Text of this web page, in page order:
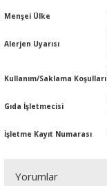
Menşei Ülke
Alerjen Uyarısı
Kullanım/Saklama Koşulları
Gıda İşletmecisi
İşletme Kayıt Numarası
Yorumlar